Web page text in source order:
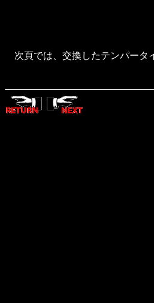
次頁では、交換したテンパータ